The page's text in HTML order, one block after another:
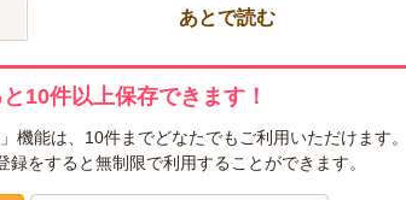
あとで読む
10件以上保存できます！
機能は、10件までどなたでもご利用いただけます。
をすると無制限で利用することができます。